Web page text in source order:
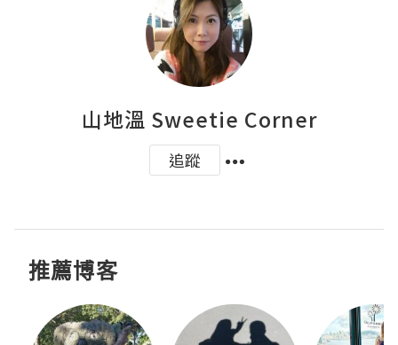
山地溫 Sweetie Corner
追蹤
推薦博客